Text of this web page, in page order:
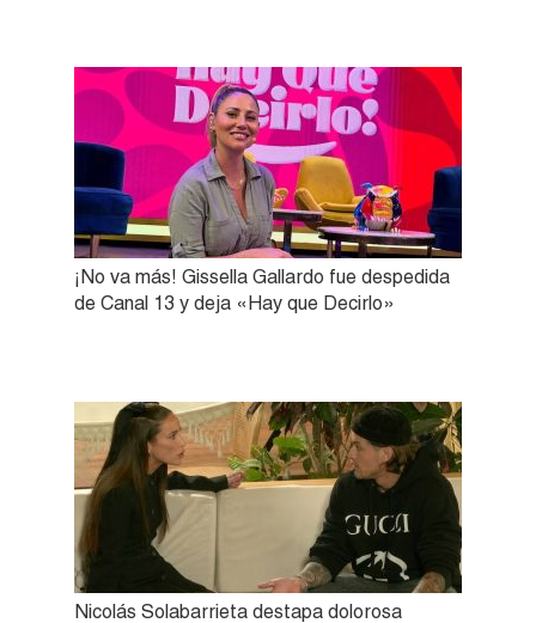
¡No va más! Gissella Gallardo fue despedida
de Canal 13 y deja «Hay que Decirlo»
Nicolás Solabarrieta destapa dolorosa